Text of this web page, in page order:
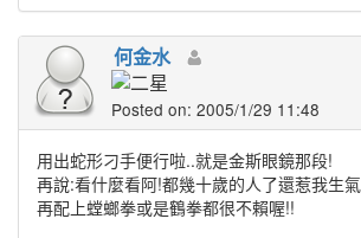
何金水
Posted on: 2005/1/29 11:48
用出蛇形刁手便行啦..就是金斯眼鏡那段!
再說:看什麼看阿!都幾十歲的人了還惹我生氣
再配上螳螂拳或是鶴拳都很不賴喔!!